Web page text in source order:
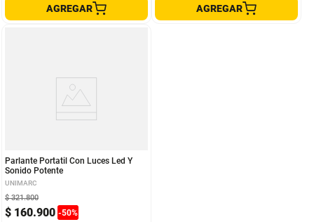
AGREGAR AGREGAR
Parlante Portatil Con Luces Led Y
Sonido Potente
UNIMARC
$ 160.900 -50%
$ 321.800